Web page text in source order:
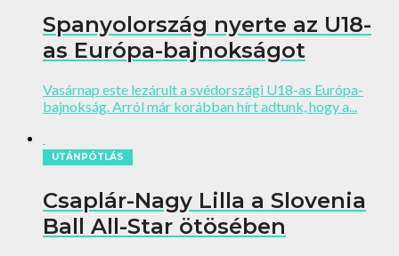
Spanyolország nyerte az U18-
as Európa-bajnokságot
Vasárnap este lezárult a svédországi U18-as Európa-
bajnokság. Arról már korábban hírt adtunk, hogy a...
UTÁNPÓTLÁS
Csaplár-Nagy Lilla a Slovenia
Ball All-Star ötösében